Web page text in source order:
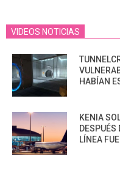
VIDEOS NOTICIAS
HABÍAN
KENIA
DESPUÉS
LÍNEA